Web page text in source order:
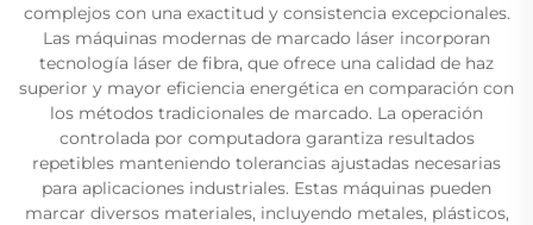
complejos con una exactitud y consistencia excepcionales.
Las máquinas modernas de marcado láser incorporan
tecnología láser de fibra, que ofrece una calidad de haz
superior y mayor eficiencia energética en comparación con
los métodos tradicionales de marcado. La operación
controlada por computadora garantiza resultados
repetibles manteniendo tolerancias ajustadas necesarias
para aplicaciones industriales. Estas máquinas pueden
marcar diversos materiales, incluyendo metales, plásticos,